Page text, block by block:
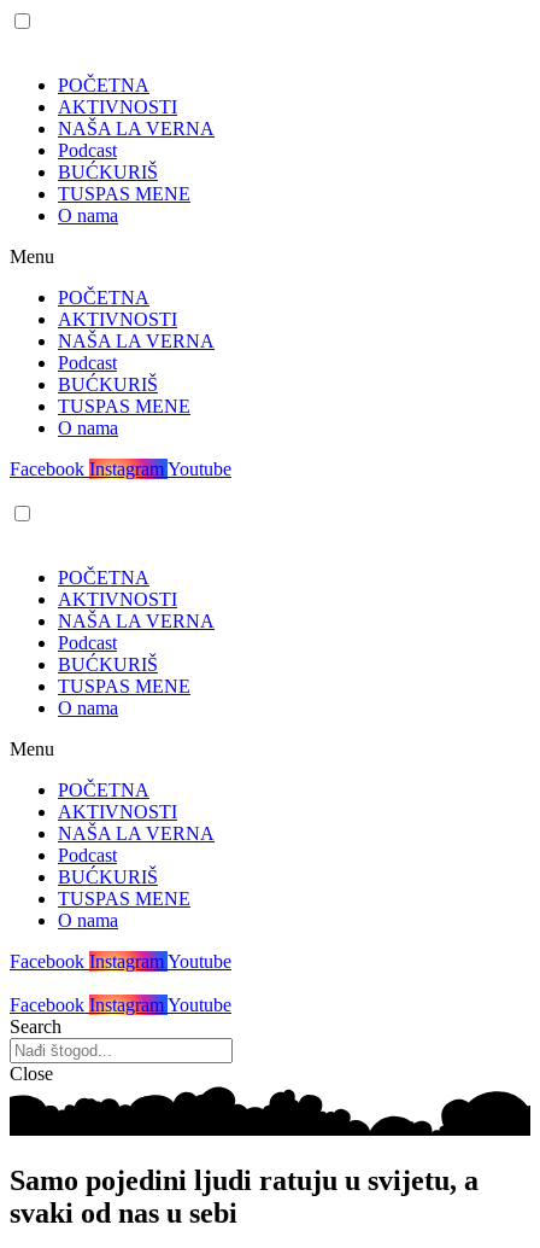
POČETNA
AKTIVNOSTI
NAŠA LA VERNA
Podcast
BUĆKURIŠ
TUSPAS MENE
O nama
Menu
POČETNA
AKTIVNOSTI
NAŠA LA VERNA
Podcast
BUĆKURIŠ
TUSPAS MENE
O nama
Facebook InstagramYoutube
POČETNA
AKTIVNOSTI
NAŠA LA VERNA
Podcast
BUĆKURIŠ
TUSPAS MENE
O nama
Menu
POČETNA
AKTIVNOSTI
NAŠA LA VERNA
Podcast
BUĆKURIŠ
TUSPAS MENE
O nama
Facebook InstagramYoutube
Facebook InstagramYoutube
Search
Close
Samo pojedini ljudi ratuju u svijetu, a
svaki od nas u sebi